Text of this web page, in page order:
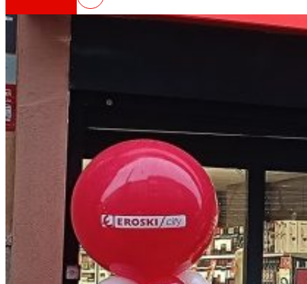
Cooperativa
Somos por y para las personas. Descubre
Fundación